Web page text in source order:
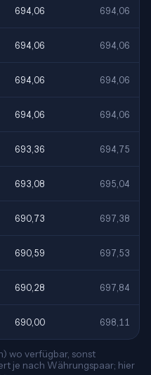
694,06 694,06
694,06 694,06
694,06 694,06
694,06 694,06
693,36 694,75
693,08 695,04
690,73 697,38
690,59 697,53
690,28 697,84
690,00 698,11
wo verfügbar, sonst
je nach Währungspaar; hier